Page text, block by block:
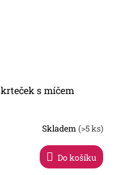
s míčem
Skladem (>5 ks)
Do košíku